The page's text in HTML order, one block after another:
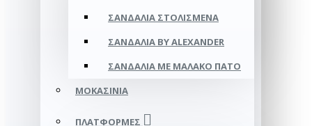
ΣΑΝΔΆΛΙΑ ΣΤΟΛΙΣΜΈΝΑ
ΣΑΝΔΆΛΙΑ BY ALEXANDER
ΣΑΝΔΆΛΙΑ ΜΕ ΜΑΛΑΚΌ ΠΆΤΟ
ΜΟΚΑΣΊΝΙΑ
ΠΛΑΤΦΌΡΜΕΣ